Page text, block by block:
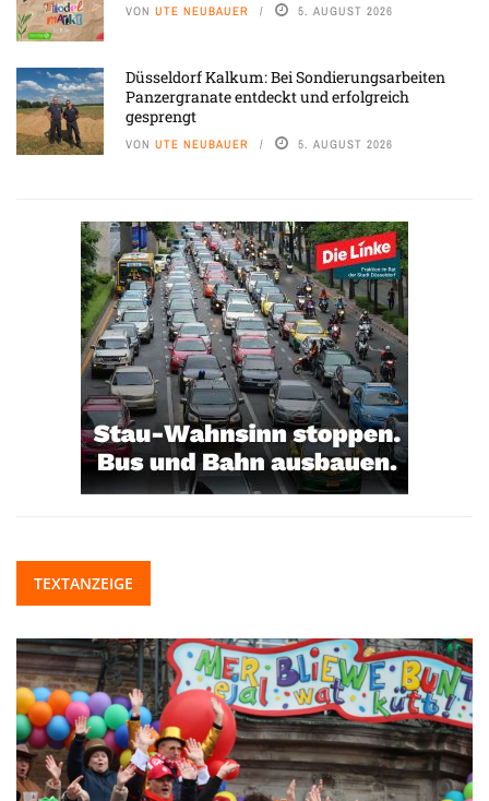
VON UTE NEUBAUER 5. AUGUST 2026
Düsseldorf Kalkum: Bei Sondierungsarbeiten
Panzergranate entdeckt und erfolgreich
gesprengt
VON UTE NEUBAUER 5. AUGUST 2026
TEXTANZEIGE